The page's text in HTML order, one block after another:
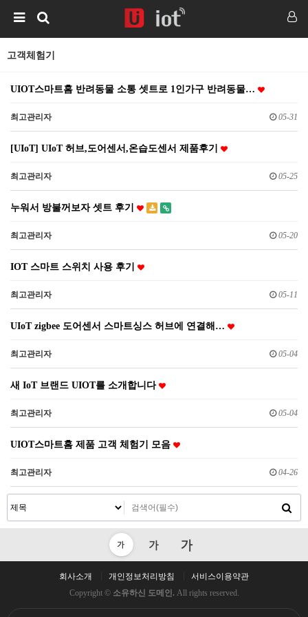
고객체험기
UIOT스마트홈 반려동물 소통 셋트로 1인가구 반려동물…
최고관리자 05-31
[UIoT] UIoT 허브,도어센서,온습도센서 제품후기
최고관리자 05-25
누워서 방불꺼보자 셋트 후기
최고관리자 05-20
IOT 스마트 스위치 사용 후기
최고관리자 05-11
UIoT zigbee 도어센서 스마트싱스 허브에 연결해…
최고관리자 05-04
새 IoT 브랜드 UIOT를 소개합니다
최고관리자 05-04
UIOT스마트홈 제품 고객 체험기 모음
최고관리자 04-26
회사소개 개인정보처리방침
서비스이용약관
Copyright © 소유하신 도메인. All rights reserved.